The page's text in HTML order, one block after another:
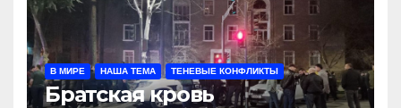
В МИРЕ НАША ТЕМА ТЕНЕВЫЕ КОНФЛИКТЫ
Братская кровь